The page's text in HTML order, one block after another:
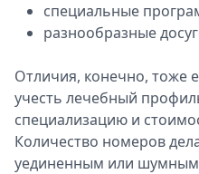
специальные
разнообразные
Отличия, конечно, тоже
учесть лечебный
специализацию и
Количество номеров
уединенным или